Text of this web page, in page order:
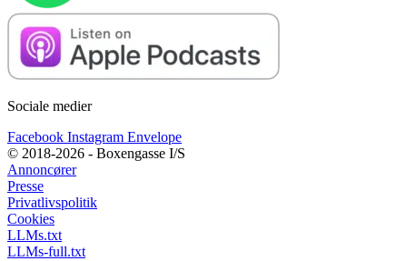
Sociale medier
Facebook Instagram Envelope
© 2018-2026 - Boxengasse I/S
Annoncører
Presse
Privatlivspolitik
Cookies
LLMs.txt
LLMs-full.txt